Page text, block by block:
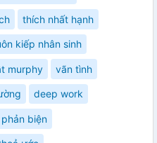
thích nhất hạnh
kiếp nhân sinh
murphy vãn tình
deep work
biện